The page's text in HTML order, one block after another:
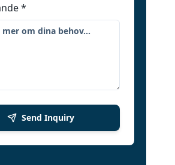
*
Send Inquiry